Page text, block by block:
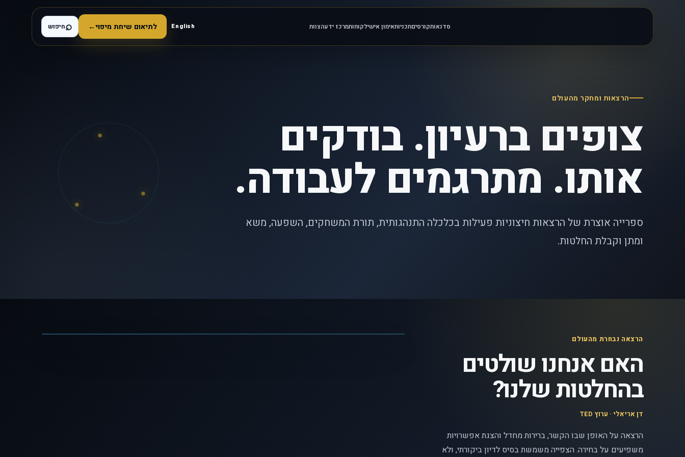
סדנאותקורסיםתכניותאימון אישילקוחותמרכז ידעהצוות English לתיאום שיחת מיפוי←
⌕חיפוש
הרצאות ומחקר מהעולם
צופים ברעיון. בודקים
אותו. מתרגמים לעבודה.
ספרייה אוצרת של הרצאות חיצוניות פעילות בכלכלה התנהגותית, תורת המשחקים, השפעה, משא
ומתן וקבלת החלטות.
הרצאה נבחרת מהעולם
האם אנחנו שולטים
בהחלטות שלנו?
דן אריאלי · ערוץ TED
הרצאה על האופן שבו הקשר, ברירות מחדל והצגת אפשרויות
משפיעים על בחירה. הצפייה משמשת בסיס לדיון ביקורתי, ולא